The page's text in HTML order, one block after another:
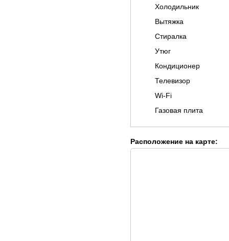
Холодильник
Вытяжка
Стиралка
Утюг
Кондиционер
Телевизор
Wi-Fi
Газовая плита
Расположение на карте: